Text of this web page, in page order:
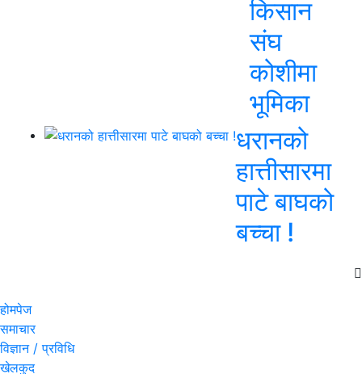
किसान
संघ
कोशीमा
भूमिका
धरानको
हात्तीसारमा
पाटे बाघको
बच्चा !
होमपेज
समाचार
विज्ञान / प्रविधि
खेलकुद